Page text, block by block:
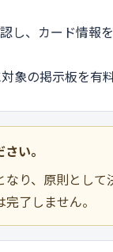
、カード情報を
象の掲示板を有
い。
り、原則とし
了しません。